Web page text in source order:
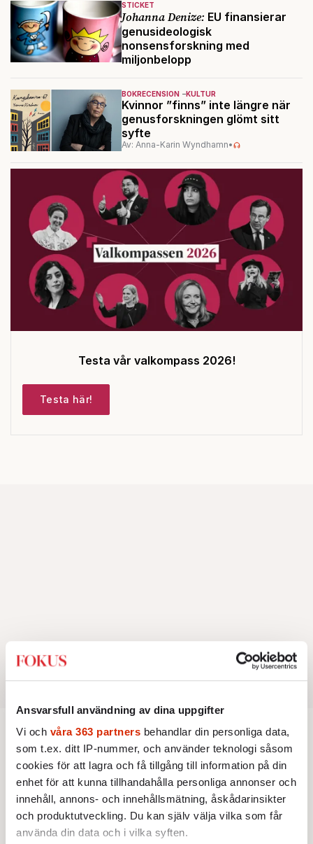
Ansvarsfull användning av dina uppgifter
Vi och våra 363 partners behandlar din personliga data,
som t.ex. ditt IP-nummer, och använder teknologi såsom
cookies för att lagra och få tillgång till information på din
enhet för att kunna tillhandahålla personliga annonser och
innehåll, annons- och innehållsmätning, åskådarinsikter
och produktutveckling. Du kan själv välja vilka som får
använda din data och i vilka syften.
STICKET
Johanna Denize: EU finansierar
genusideologisk
nonsensforskning med
miljonbelopp
BOKRECENSION KULTUR
Kvinnor ”finns” inte längre när
genusforskningen glömt sitt
syfte
Av: Anna-Karin Wyndhamn•
Testa vår valkompass 2026!
Testa här!
Aktuellt
AKTUELLT KORT SAGT
Snart krävs leg för att begå
brott – i tv-spel
Nya krav på ålderskontroller
väcker frågan om den anonyma